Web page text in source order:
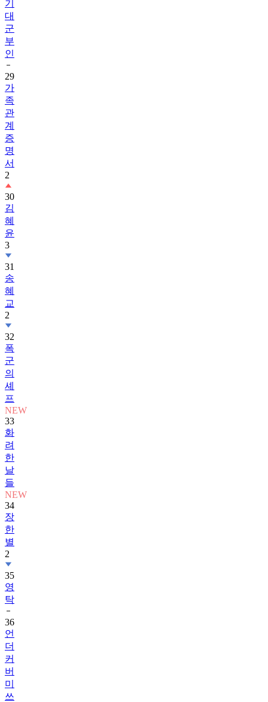
기
대
군
부
인
29
가
족
관
계
증
명
서
2
30
김
혜
윤
3
31
송
혜
교
2
32
폭
군
의
셰
프
NEW
33
화
려
한
날
들
NEW
34
장
한
별
2
35
영
탁
36
언
더
커
버
미
쓰